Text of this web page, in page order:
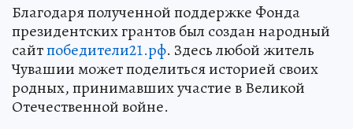
Благодаря полученной поддержке Фонда
президентских грантов был создан народный
сайтпобедители21.рф. Здесь любой житель
Чувашии может поделиться историей своих
родных, принимавших участие в Великой
Отечественной войне.